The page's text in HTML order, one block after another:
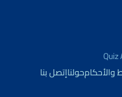
والأحكامحولناإتصل بنا